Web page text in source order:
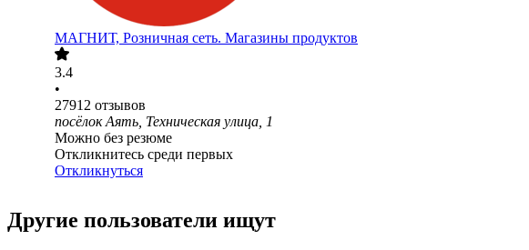
МАГНИТ, Розничная сеть. Магазины продуктов
3.4
•
27912 отзывов
посёлок Аять, Техническая улица, 1
Можно без резюме
Откликнитесь среди первых
Откликнуться
Другие пользователи ищут